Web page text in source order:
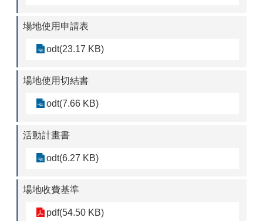
場地使用申請表
odt(23.17 KB)
場地使用切結書
odt(7.66 KB)
活動計畫書
odt(6.27 KB)
場地收費基準
pdf(54.50 KB)